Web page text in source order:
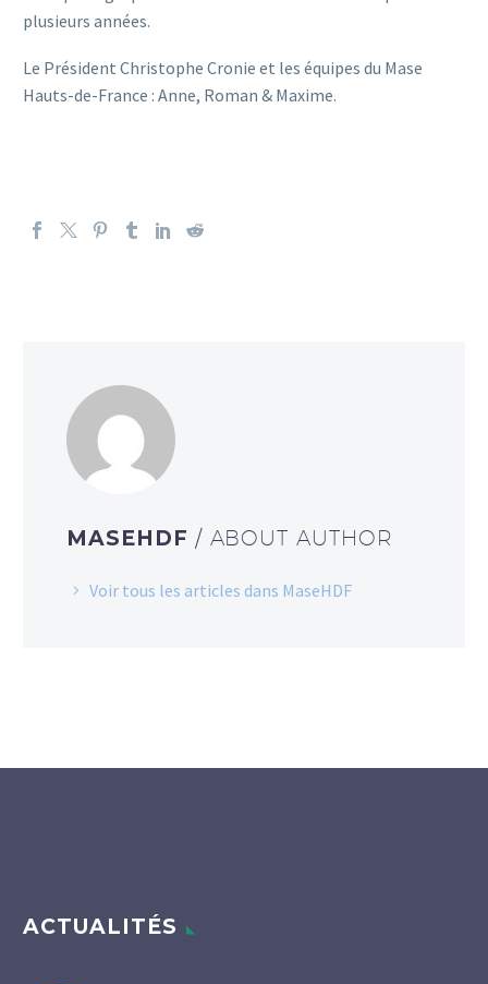
plusieurs années.
Le Président Christophe Cronie et les équipes du Mase
Hauts-de-France : Anne, Roman & Maxime.
MASEHDF / ABOUT AUTHOR
Voir tous les articles dans MaseHDF
ACTUALITÉS